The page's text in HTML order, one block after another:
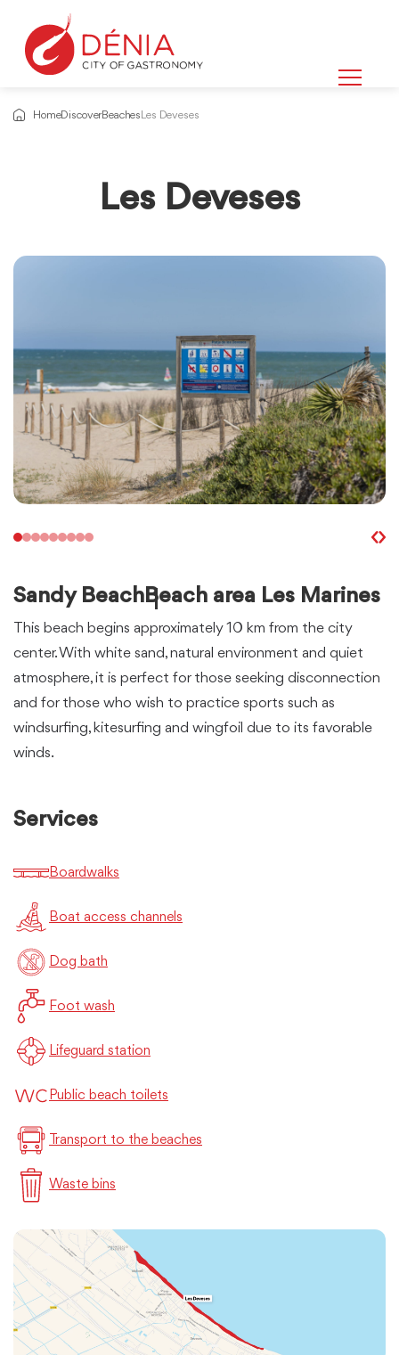
HomeDiscoverBeaches Les Deveses
Les Deveses
Sandy BeachBeach area Les Marines
This beach begins approximately 10 km from the city
center. With white sand, natural environment and quiet
atmosphere, it is perfect for those seeking disconnection
and for those who wish to practice sports such as
windsurfing, kitesurfing and wingfoil due to its favorable
winds.
Services
Boardwalks
Boat access channels
Dog bath
Foot wash
Lifeguard station
Public beach toilets
Transport to the beaches
Waste bins